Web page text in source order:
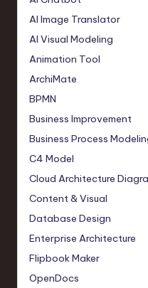
AI Image Translator
AI Visual Modeling
Animation Tool
ArchiMate
BPMN
Business Improvement
Business Process
C4 Model
Cloud Architecture
Content & Visual
Database Design
Enterprise Architecture
Flipbook Maker
OpenDocs